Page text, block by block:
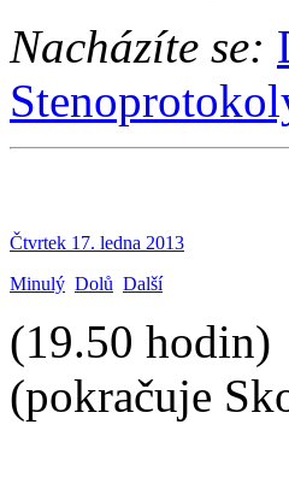
Nacházíte se:
Čtvrtek 17. ledna 2013
Minulý Dolů Další
(19.50 hodin)
(pokračuje